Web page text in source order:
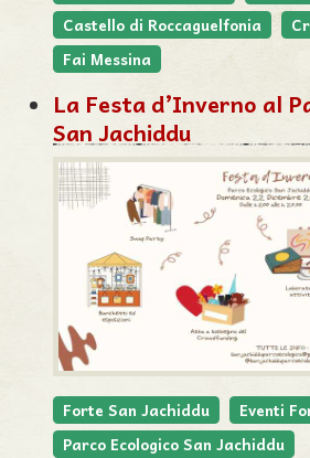
Castello di Roccaguelfonia
Fai Messina
La Festa d’Inverno al
San Jachiddu
Forte San Jachiddu
Eventi
Parco Ecologico San Jachiddu